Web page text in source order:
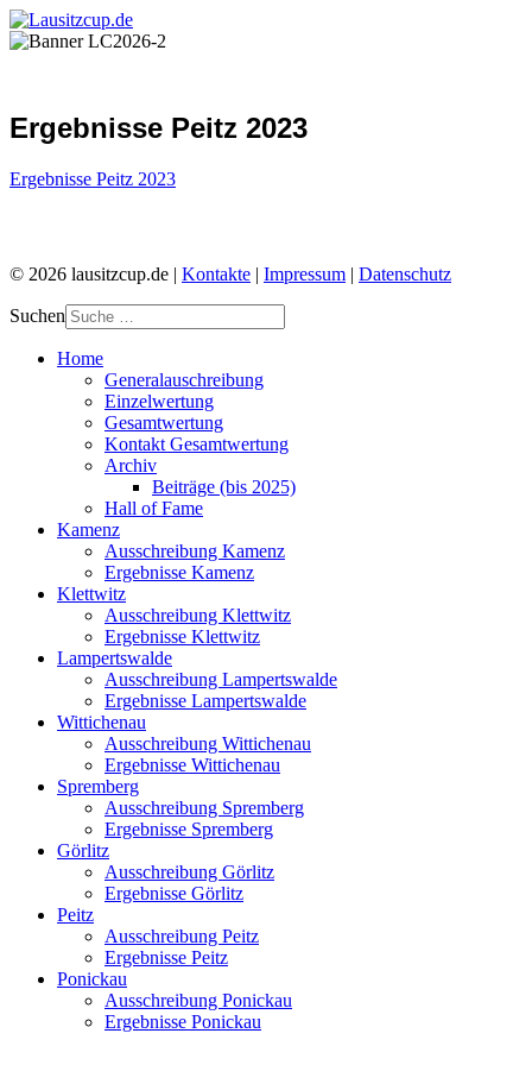
Ergebnisse Peitz 2023
Ergebnisse Peitz 2023
© 2026 lausitzcup.de | Kontakte | Impressum | Datenschutz
Suchen
Home
Generalauschreibung
Einzelwertung
Gesamtwertung
Kontakt Gesamtwertung
Archiv
Beiträge (bis 2025)
Hall of Fame
Kamenz
Ausschreibung Kamenz
Ergebnisse Kamenz
Klettwitz
Ausschreibung Klettwitz
Ergebnisse Klettwitz
Lampertswalde
Ausschreibung Lampertswalde
Ergebnisse Lampertswalde
Wittichenau
Ausschreibung Wittichenau
Ergebnisse Wittichenau
Spremberg
Ausschreibung Spremberg
Ergebnisse Spremberg
Görlitz
Ausschreibung Görlitz
Ergebnisse Görlitz
Peitz
Ausschreibung Peitz
Ergebnisse Peitz
Ponickau
Ausschreibung Ponickau
Ergebnisse Ponickau